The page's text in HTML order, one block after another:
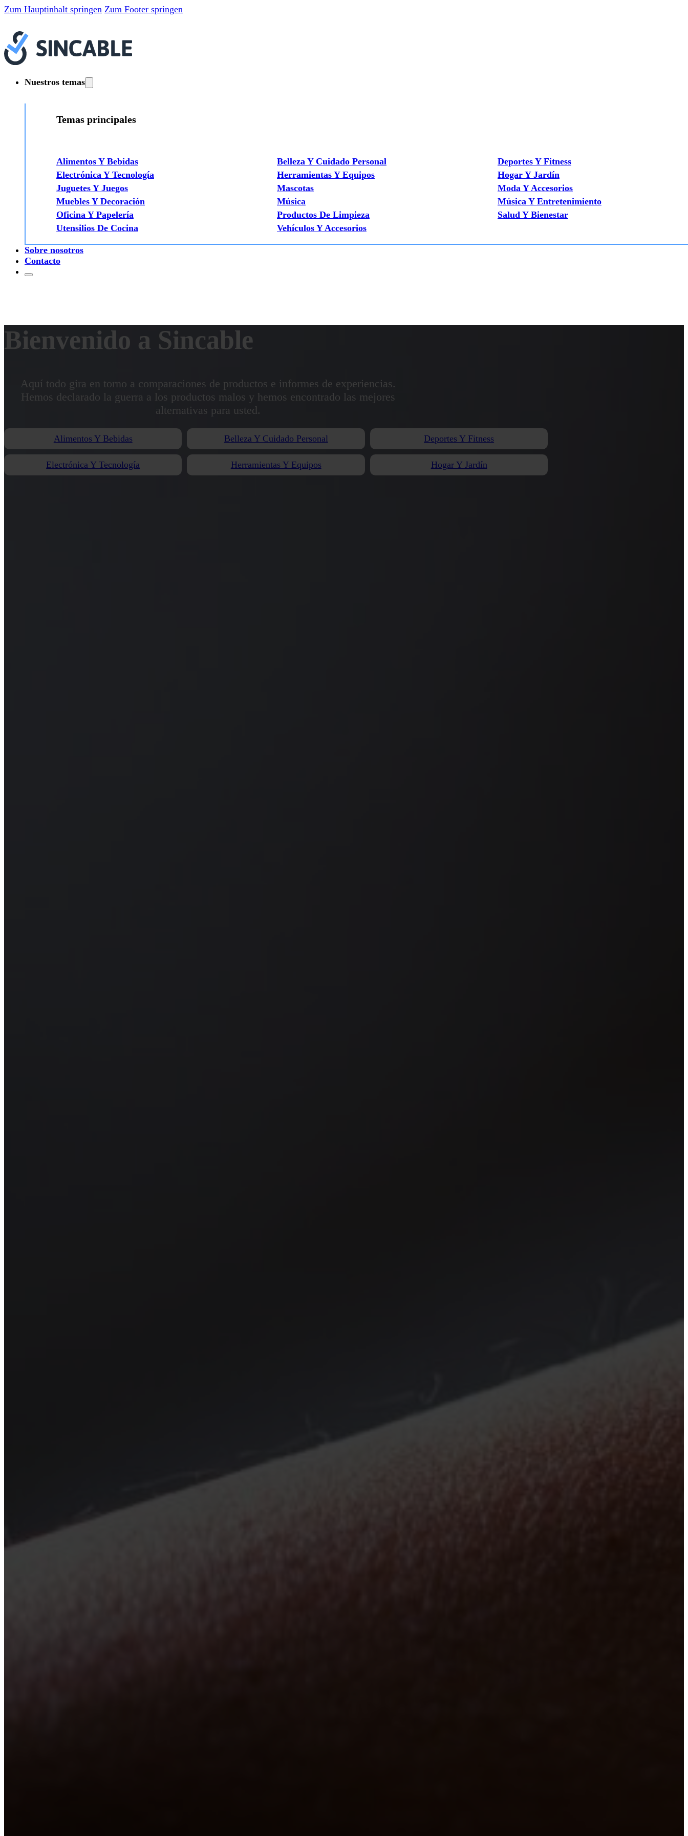
Zum Hauptinhalt springen Zum Footer springen
Nuestros temas
Temas principales
Alimentos Y Bebidas Belleza Y Cuidado Personal
Deportes Y Fitness
Electrónica Y Tecnología
Herramientas Y Equipos
Hogar Y Jardín
Juguetes Y Juegos
Mascotas
Moda Y Accesorios
Muebles Y Decoración
Música
Música Y Entretenimiento
Oficina Y Papelería
Productos De Limpieza
Salud Y Bienestar
Utensilios De Cocina
Vehículos Y Accesorios
Sobre nosotros
Contacto
Bienvenido a Sincable
Aquí todo gira en torno a comparaciones de productos e informes de experiencias.
Hemos declarado la guerra a los productos malos y hemos encontrado las mejores
alternativas para usted.
Alimentos Y Bebidas Belleza Y Cuidado Personal Deportes Y Fitness
Electrónica Y Tecnología Herramientas Y Equipos Hogar Y Jardín